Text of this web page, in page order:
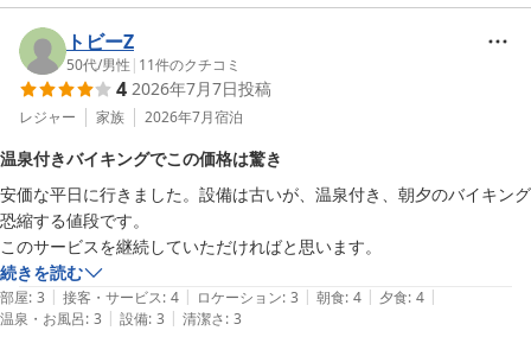
大子温泉 ホテル奥久慈館（伊東園ホテルズ）
2026-05-27
今後もお客様が快適に過ごせるよう努めてまいりますので、
ぜひまたのお越しをスタッフ一同心よりお待ちしております。
ホテル奥久慈館
大子温泉 ホテル奥久慈館（伊東園ホテルズ）
2026-07-15
トビーZ
50代/男性 | 11件のクチコミ
4 2026年7月7日投稿
レジャー 家族 2026年7月宿泊
温泉付きバイキングでこの価格は驚き
安価な平日に行きました。設備は古いが、温泉付き、朝夕のバイキング
恐縮する値段です。
このサービスを継続していただければと思います。
続きを読む
部屋: 3 | 接客・サービス: 4 | ロケーション: 3 | 朝食: 4 | 夕食: 4 |
温泉・お風呂: 3 | 設備: 3 | 清潔さ: 3